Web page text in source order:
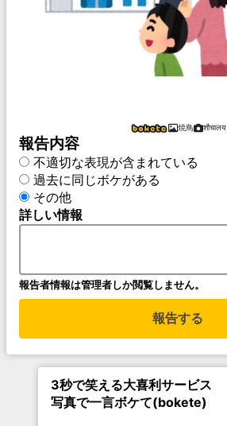
焼鳥 शौचालय
報告内容
不適切な表現が含まれている
過去に同じボケがある
その他
詳しい情報
報告者情報は管理者しか閲覧しません。
報告する
3秒で笑える大喜利サービス
写真で一言ボケて(bokete)